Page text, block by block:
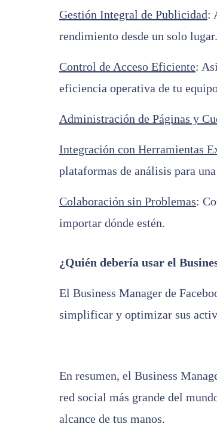
Gestión Integral de Publicidad:
rendimiento desde un solo lugar.
Control de Acceso Eficiente:
eficiencia operativa de tu
Administración de Páginas y
Integración con Herramientas
plataformas de análisis para
Colaboración sin Problemas:
importar dónde estén.
¿Quién debería usar el
El Business Manager de
simplificar y optimizar sus
En resumen, el Business
red social más grande del
alcance de tus manos.